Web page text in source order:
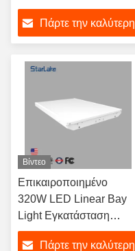
εγκατάστασης 13000lm
Πάρτε την καλύτερη
Βίντεο
Επικαιροποιημένο
320W LED Linear Bay
Light Εγκατάσταση
5000K CRI 13000lm
Πάρτε την καλύτερη